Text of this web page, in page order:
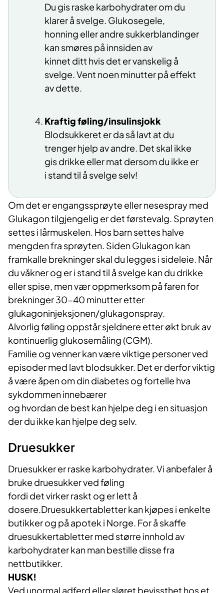
Du gis raske karbohydrater om du
klarer å svelge. Glukosegele,
honning eller andre sukkerblandinger
kan smøres på innsiden av
kinnet ditt hvis det er vanskelig å
svelge. Vent noen minutter på effekt
av dette.
Kraftig føling/insulinsjokk
Blodsukkeret er da så lavt at du
trenger hjelp av andre. Det skal ikke
gis drikke eller mat dersom du ikke er
i stand til å svelge selv!
Om det er engangssprøyte eller nesespray med
Glukagon tilgjengelig er det førstevalg. Sprøyten
settes i lårmuskelen. Hos barn settes halve
mengden fra sprøyten. Siden Glukagon kan
framkalle brekninger skal du legges i sideleie. Når
du våkner og er i stand til å svelge kan du drikke
eller spise, men vær oppmerksom på faren for
brekninger 30-40 minutter etter
glukagoninjeksjonen/glukagonspray.
Alvorlig føling oppstår sjeldnere etter økt bruk av
kontinuerlig glukosemåling (CGM).
Familie og venner kan være viktige personer ved
episoder med lavt blodsukker. Det er derfor viktig
å være åpen om din diabetes og fortelle hva
sykdommen innebærer
og hvordan de best kan hjelpe deg i en situasjon
der du ikke kan hjelpe deg selv.
Druesukker
Druesukker er raske karbohydrater. Vi anbefaler å
bruke druesukker ved føling
fordi det virker raskt og er lett å
dosere.Druesukkertabletter kan kjøpes i enkelte
butikker og på apotek i Norge. For å skaffe
druesukkertabletter med større innhold av
karbohydrater kan man bestille disse fra
nettbutikker.
HUSK!
Ved unormal adferd eller sløret bevissthet hos et